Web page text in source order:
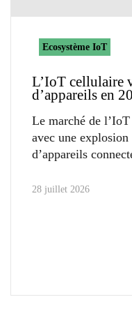
Ecosystème IoT
L’IoT cellulaire
d’appareils en
Le marché de
avec une
d’appareils
28 juillet 2026